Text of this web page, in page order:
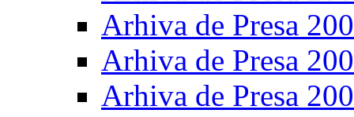
Arhiva de Presa
Arhiva de Presa
Arhiva de Presa